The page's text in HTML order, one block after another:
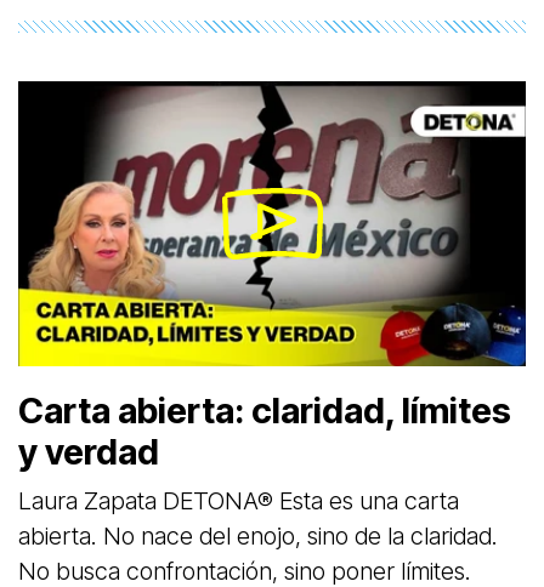
Carta abierta: claridad, límites
y verdad
Laura Zapata DETONA® Esta es una carta
abierta. No nace del enojo, sino de la claridad.
No busca confrontación, sino poner límites.